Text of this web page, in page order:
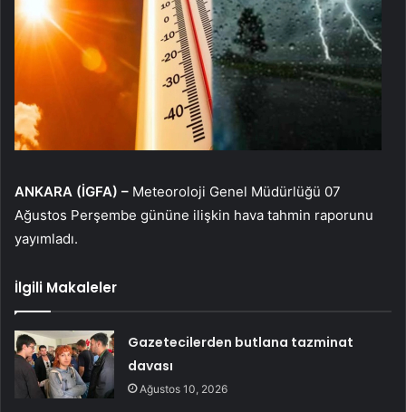
ANKARA (İGFA) – Meteoroloji Genel Müdürlüğü 07
Ağustos Perşembe gününe ilişkin hava tahmin raporunu
yayımladı.
İlgili Makaleler
Gazetecilerden butlana tazminat
davası
Ağustos 10, 2026